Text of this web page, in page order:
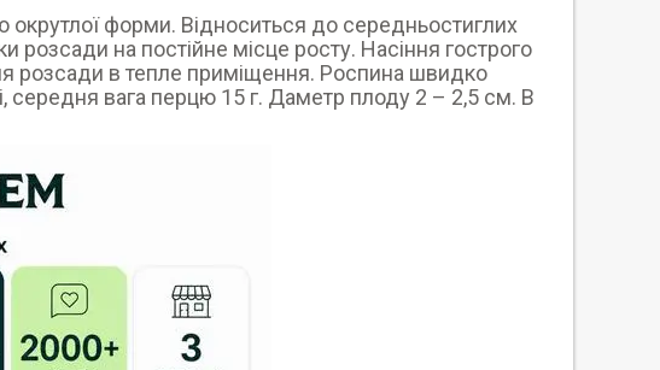
окрутлої форми. Відноситься до середньостиглих
розсади на постійне місце росту. Насіння гострого
розсади в тепле приміщення. Роспина швидко
середня вага перцю 15 г. Даметр плоду 2 – 2,5 см. В